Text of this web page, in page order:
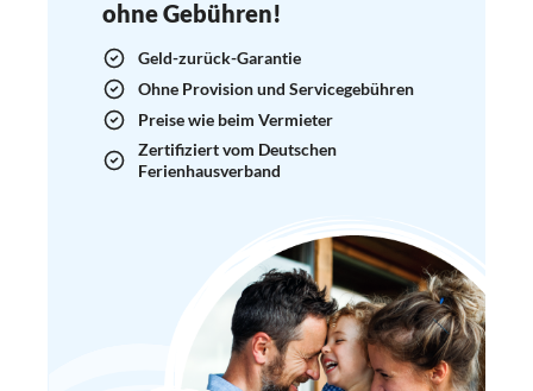
ohne Gebühren!
Geld-zurück-Garantie
Ohne Provision und Servicegebühren
Preise wie beim Vermieter
Zertifiziert vom Deutschen
Ferienhausverband